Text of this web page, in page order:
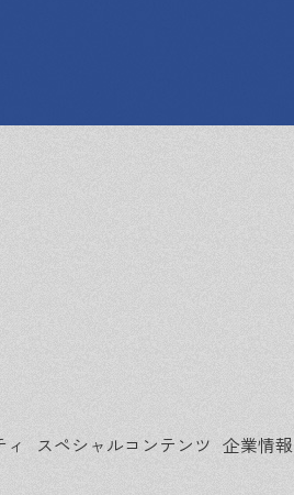
スペシャルコンテンツ 企業情報